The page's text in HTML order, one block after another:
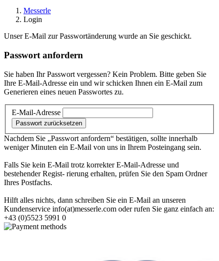
Messerle
Login
Unser E-Mail zur Passwortänderung wurde an Sie geschickt.
Passwort anfordern
Sie haben Ihr Passwort vergessen? Kein Problem. Bitte geben Sie
Ihre E-Mail-Adresse ein und wir schicken Ihnen ein E-Mail zum
Generieren eines neuen Passwortes zu.
E-Mail-Adresse
Nachdem Sie „Passwort anfordern“ bestätigen, sollte innerhalb
weniger Minuten ein E-Mail von uns in Ihrem Posteingang sein.
Falls Sie kein E-Mail trotz korrekter E-Mail-Adresse und
bestehender Regist- rierung erhalten, prüfen Sie den Spam Ordner
Ihres Postfachs.
Hilft alles nichts, dann schreiben Sie ein E-Mail an unseren
Kundenservice info(at)messerle.com oder rufen Sie ganz einfach an:
+43 (0)5523 5991 0